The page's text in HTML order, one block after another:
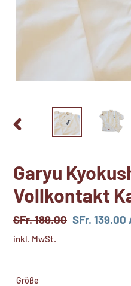
VORHERIGER
Garyu
Vollkontakt
Normaler
Preis
SFr. 189.00 SFr. 139.00
inkl. MwSt.
Größe